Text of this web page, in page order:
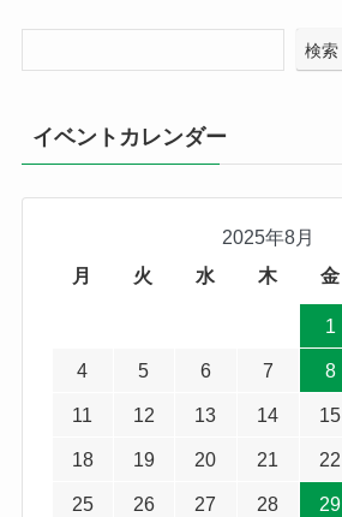
検索
イベントカレンダー
2025年8月
月
火 水 木 金
1
4 5 6 7 8
11 12 13 14 15
18 19 20 21 22
25 26 27 28 29